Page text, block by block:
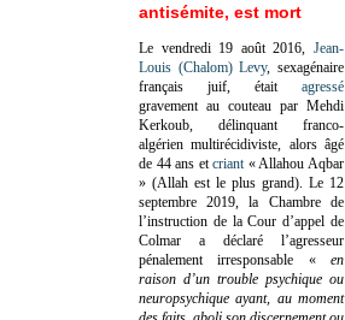
antisémite, est mort
Le vendredi 19 août 2016, Jean-
Louis (Chalom) Levy, sexagénaire
français juif, était agressé
gravement au couteau par Mehdi
Kerkoub, délinquant franco-
algérien multirécidiviste, alors âgé
de 44 ans etcriant « Allahou Aqbar
» (Allah est le plus grand). Le 12
septembre 2019, la Chambre de
l’instruction de la Cour d’appel de
Colmar a déclaré l’agresseur
pénalement irresponsable «en
raison d’un trouble psychique ou
neuropsychique ayant, au moment